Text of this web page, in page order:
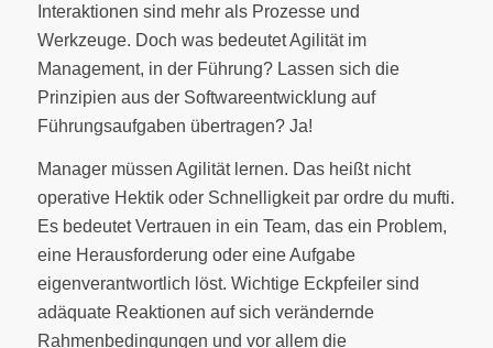
Interaktionen sind mehr als Prozesse und
Werkzeuge. Doch was bedeutet Agilität im
Management, in der Führung? Lassen sich die
Prinzipien aus der Softwareentwicklung auf
Führungsaufgaben übertragen? Ja!
Manager müssen Agilität lernen. Das heißt nicht
operative Hektik oder Schnelligkeit par ordre du mufti.
Es bedeutet Vertrauen in ein Team, das ein Problem,
eine Herausforderung oder eine Aufgabe
eigenverantwortlich löst. Wichtige Eckpfeiler sind
adäquate Reaktionen auf sich verändernde
Rahmenbedingungen und vor allem die